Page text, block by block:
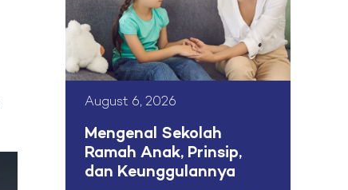
August 6, 2026
Mengenal Sekolah
Ramah Anak, Prinsip,
dan Keunggulannya